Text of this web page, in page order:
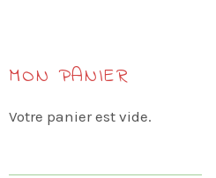
MON PANIER
Votre panier est vide.